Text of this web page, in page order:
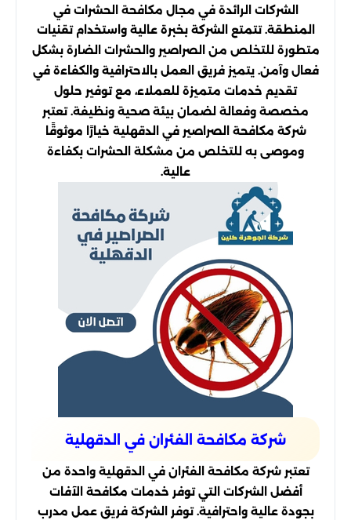
الشركات الرائدة في مجال مكافحة الحشرات في
المنطقة. تتمتع الشركة بخبرة عالية واستخدام تقنيات
متطورة للتخلص من الصراصير والحشرات الضارة بشكل
فعال وآمن. يتميز فريق العمل بالاحترافية والكفاءة في
تقديم خدمات متميزة للعملاء، مع توفير حلول
مخصصة وفعالة لضمان بيئة صحية ونظيفة. تعتبر
شركة مكافحة الصراصير في الدقهلية خيارًا موثوقًا
وموصى به للتخلص من مشكلة الحشرات بكفاءة
عالية.
شركة مكافحة الفئران في الدقهلية
تعتبر شركة مكافحة الفئران في الدقهلية واحدة من
أفضل الشركات التي توفر خدمات مكافحة الآفات
بجودة عالية واحترافية. توفر الشركة فريق عمل مدرب